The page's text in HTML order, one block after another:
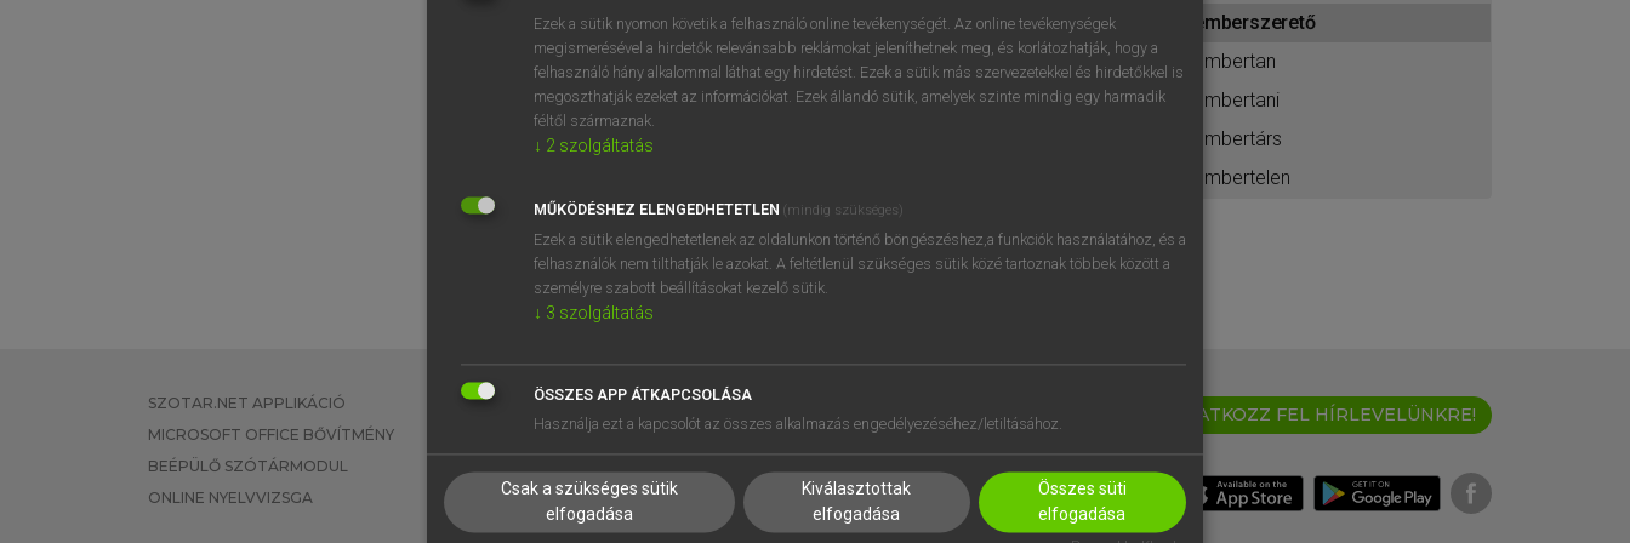
BELÉPÉS
próbaverziójának elindításához
regisztrálok ésbelépek.
REGISZTRÁCIÓ
emberszerető
embertan
embertani
embertárs
embertelen
SZOTAR.NET APPLIKÁCIÓ
MICROSOFT OFFICE BŐVÍTMÉNY
BEÉPÜLŐ SZÓTÁRMODUL
ONLINE NYELVVIZSGA
EGYÉNI FELHASZNÁLÓKNAK
TANULÓKNAK
VÁLLALATI MEGOLDÁSOK
SÚGÓ
RÓLUNK
SÜTI BEÁLLÍTÁSOK
IRATKOZZ FEL HÍRLEVELÜNKRE!
Ezek a sütik nyomon követik a felhasználó online tevékenységét. Az online tevékenységek
megismerésével a hirdetők relevánsabb reklámokat jeleníthetnek meg, és korlátozhatják, hogy a
felhasználó hány alkalommal láthat egy hirdetést. Ezek a sütik más szervezetekkel és hirdetőkkel is
megoszthatják ezeket az információkat. Ezek állandó sütik, amelyek szinte mindig egy harmadik
féltől származnak.
↓ 2 szolgáltatás
MŰKÖDÉSHEZ ELENGEDHETETLEN (mindig szükséges)
Ezek a sütik elengedhetetlenek az oldalunkon történő böngészéshez,a funkciók használatához, és a
felhasználók nem tilthatják le azokat. A feltétlenül szükséges sütik közé tartoznak többek között a
személyre szabott beállításokat kezelő sütik.
↓ 3 szolgáltatás
ÖSSZES APP ÁTKAPCSOLÁSA
Használja ezt a kapcsolót az összes alkalmazás engedélyezéséhez/letiltásához.
Csak a szükséges sütik
elfogadása
Kiválasztottak
elfogadása
Összes süti
elfogadása